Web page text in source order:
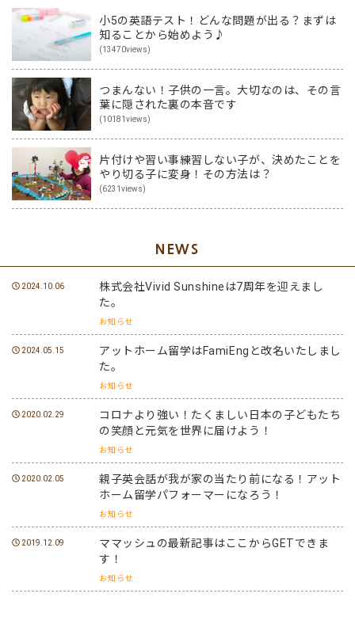
小5の英語テスト！どんな問題が出る？まずは
知ることから始めよう♪
(13470views)
つまんない！子供の一言。大切なのは、その言
葉に隠された裏の本音です
(10181views)
片付けや習い事練習しない子が、決めたことを
やり切る子に変身！その方法は？
(6231views)
NEWS
2024.10.06
株式会社Vivid Sunshineは7周年を迎えまし
た。
お知らせ
2024.05.15
アットホーム留学はFamiEngと改名いたしまし
た。
お知らせ
2020.02.29
コロナより強い！たくましい日本の子どもたち
の笑顔と元気を世界に届けよう！
お知らせ
2020.02.05
親子英会話が我が家の当たり前になる！アット
ホーム留学パフォーマーになろう！
お知らせ
2019.12.09
ママッシュの最新記事はここからGETできま
す！
お知らせ